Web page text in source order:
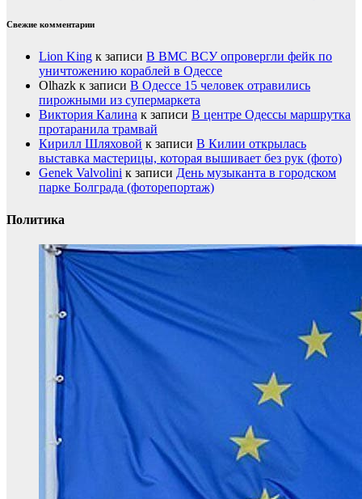
Свежие комментарии
Lion King к записи В ВМС ВСУ опровергли фейк по
уничтожению кораблей в Одессе
Olhazk к записи В Одессе 15 человек отравились
пирожными из супермаркета
Виктория Калина к записи В центре Одессы маршрутка
протаранила трамвай
Кирилл Шляховой к записи В Килии открылась
выставка мастерицы, которая вышивает без рук (фото)
Genek Valvolini к записи День музыканта в городском
парке Болграда (фоторепортаж)
Политика